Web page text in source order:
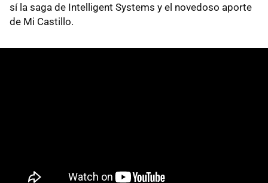
sí la saga de Intelligent Systems y el novedoso aporte
de Mi Castillo.